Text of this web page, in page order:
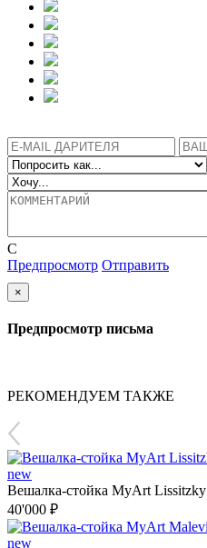
С
Предпросмотр Отправить
×
Предпросмотр письма
РЕКОМЕНДУЕМ ТАКЖЕ
new
Вешалка-стойка MyArt Lissitzky
40'000 ₽
new